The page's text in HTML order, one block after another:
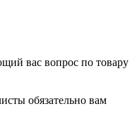
вас вопрос по товару
обязательно вам